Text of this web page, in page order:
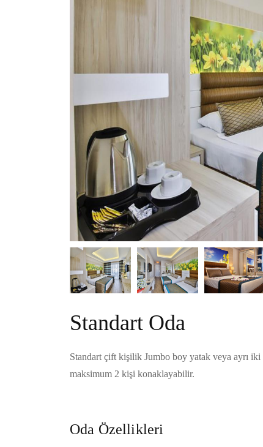
Standart Oda
Standart çift kişilik Jumbo boy yatak veya ayrı
maksimum 2 kişi konaklayabilir.
Oda Özellikleri